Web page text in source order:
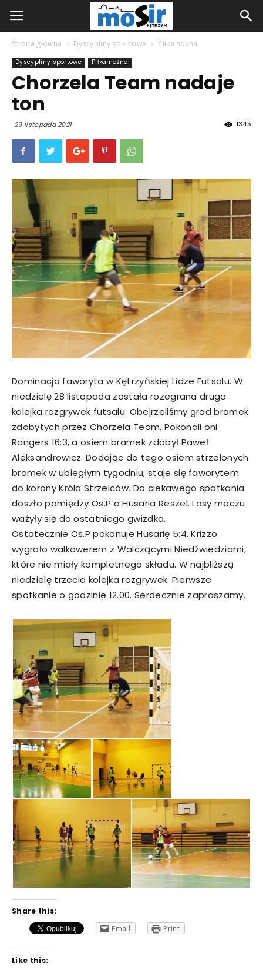
Strona główna Dyscypliny sportowe Piłka nożna
Dyscypliny sportowe Piłka nożna
Chorzela Team nadaje
ton
29 listopada 2021 1345
Dominacja faworyta w Kętrzyńskiej Lidze Futsalu. W
niedzielę 28 listopada została rozegrana druga
kolejka rozgrywek futsalu. Obejrzeliśmy grad bramek
zdobytych przez Chorzela Team. Pokonali oni
Rangers 16:3, a osiem bramek zdobył Paweł
Aleksandrowicz. Dodając do tego osiem strzelonych
bramek w ubiegłym tygodniu, staje się faworytem
do korony Króla Strzelców. Do ciekawego spotkania
doszło pomiędzy Os.P a Husaria Reszel. Losy meczu
ważyły się do ostatniego gwizdka.
Ostatecznie Os.P pokonuje Husarię 5:4. Krizzo
wygrało walkowerem z Walczącymi Niedźwiedziami,
które nie miały kompletnego składu. W najbliższą
niedzielę trzecia kolejka rozgrywek. Pierwsze
spotkanie o godzinie 12.00. Serdecznie zapraszamy.
Share this:
Email
Print
Like this: